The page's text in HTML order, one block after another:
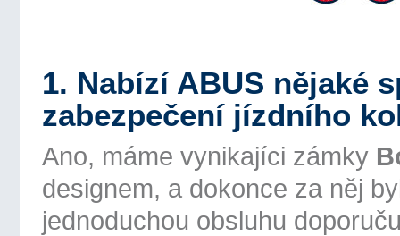
1. Nabízí ABUS nějaké
zabezpečení jízdního
Ano, máme vynikajíci zámky
designem, a dokonce za něj
jednoduchou obsluhu